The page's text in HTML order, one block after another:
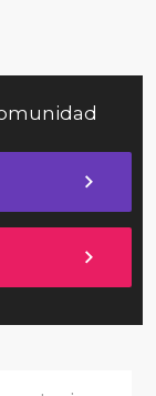
chevron_right
chevron_right